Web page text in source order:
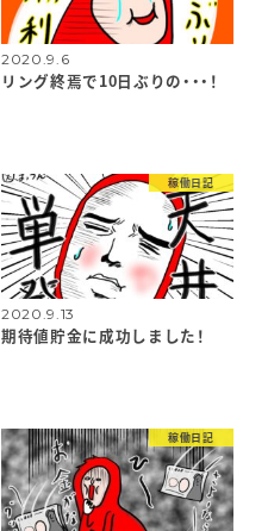
2020.9.6
リング終焉で10日ぶりの・・・！
稼働日記
2020.9.13
期待値貯金に成功しました！
稼働日記